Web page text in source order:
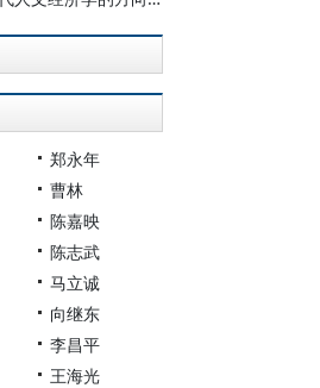
郑永年
曹林
陈嘉映
陈志武
马立诚
向继东
李昌平
王海光